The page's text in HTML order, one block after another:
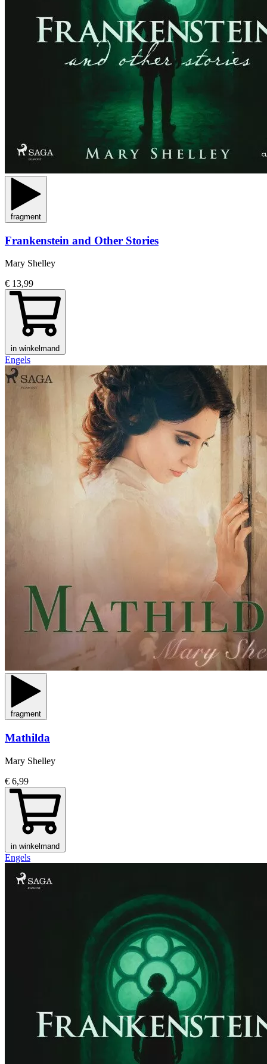
fragment
Frankenstein and Other Stories
Mary Shelley
€ 13,99
in winkelmand
Engels
fragment
Mathilda
Mary Shelley
€ 6,99
in winkelmand
Engels